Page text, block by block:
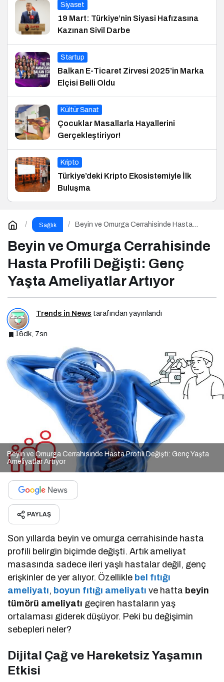
Siyaset
19 Mart: Türkiye’nin Siyasi Hafızasına
Kazınan Sivil Darbe
Startup
Balkan E-Ticaret Zirvesi 2025’in Marka
Elçisi Belli Oldu
Kültür Sanat
Çocuklar Masallarla Hayallerini
Gerçekleştiriyor!
Kripto
Türkiye’deki Kripto Ekosistemiyle İlk
Buluşma
Sağlık
Beyin ve Omurga Cerrahisinde Hasta
Beyin ve Omurga Cerrahisinde
Hasta Profili Değişti: Genç
Yaşta Ameliyatlar Artıyor
Trends in News tarafından yayınlandı
16dk, 7sn
Beyin ve Omurga Cerrahisinde Hasta Profili Değişti: Genç Yaşta
Ameliyatlar Artıyor
PAYLAŞ
Son yıllarda beyin ve omurga cerrahisinde hasta
profili belirgin biçimde değişti. Artık ameliyat
masasında sadece ileri yaşlı hastalar değil, genç
erişkinler de yer alıyor. Özellikle bel fıtığı
ameliyatı, boyun fıtığı ameliyatı ve hatta beyin
tümörü ameliyatı geçiren hastaların yaş
ortalaması giderek düşüyor. Peki bu değişimin
sebepleri neler?
Dijital Çağ ve Hareketsiz Yaşamın
Etkisi